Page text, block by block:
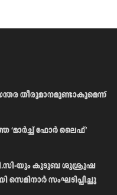
തീരുമാനമുണ്ടാകുമെന്ന്
‘മാർച്ച് ഫോർ ലൈഫ്’
യും കുടുബ ശുശ്രൂഷ
സംഘടിപ്പിച്ചു